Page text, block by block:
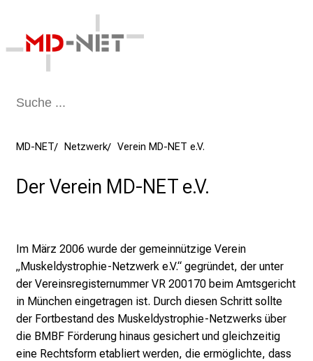
MD-NET Netzwerk Verein MD-NET e.V.
Der Verein MD-NET e.V.
Im März 2006 wurde der gemeinnützige Verein
„Muskeldystrophie-Netzwerk e.V.“ gegründet, der unter
der Vereinsregisternummer VR 200170 beim Amtsgericht
in München eingetragen ist. Durch diesen Schritt sollte
der Fortbestand des Muskeldystrophie-Netzwerks über
die BMBF Förderung hinaus gesichert und gleichzeitig
eine Rechtsform etabliert werden, die ermöglichte, dass